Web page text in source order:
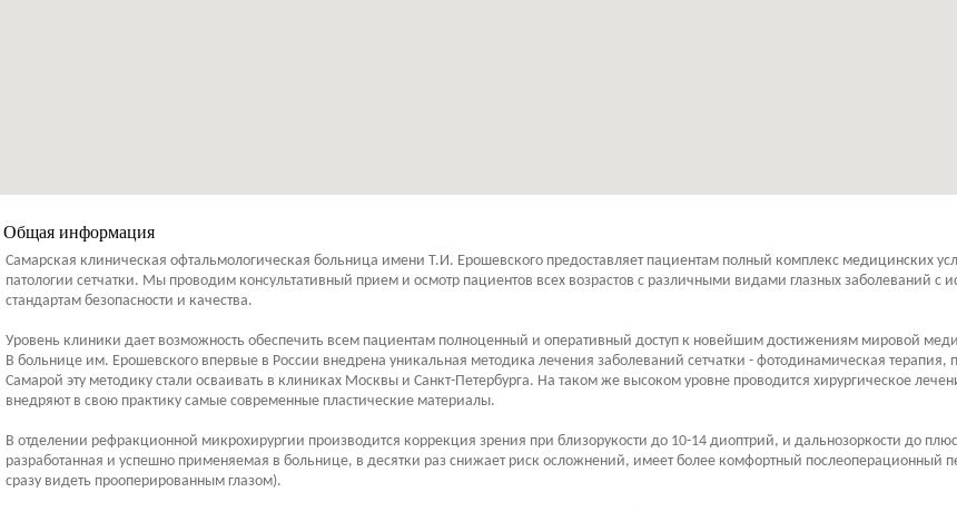
Общая информация
Самарская клиническая офтальмологическая больница имени Т.И. Ерошевского предоставляет пациентам полный комплекс медицинских
патологии сетчатки. Мы проводим консультативный прием и осмотр пациентов всех возрастов с различными видами глазных заболеваний
стандартам безопасности и качества.
Уровень клиники дает возможность обеспечить всем пациентам полноценный и оперативный доступ к новейшим достижениям мировой
В больнице им. Ерошевского впервые в России внедрена уникальная методика лечения заболеваний сетчатки - фотодинамическая
Самарой эту методику стали осваивать в клиниках Москвы и Санкт-Петербурга. На таком же высоком уровне проводится хирургическое
внедряют в свою практику самые современные пластические материалы.
В отделении рефракционной микрохирургии производится коррекция зрения при близорукости до 10-14 диоптрий, и дальнозоркости до
разработанная и успешно применяемая в больнице, в десятки раз снижает риск осложнений, имеет более комфортный послеоперационный
сразу видеть прооперированным глазом).